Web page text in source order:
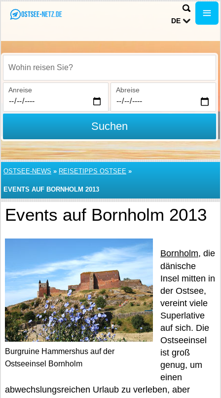
DE
Wohin reisen Sie?
Anreise Abreise
Suchen
OSTSEE-NEWS » REISETIPPS OSTSEE »
EVENTS AUF BORNHOLM 2013
Events auf Bornholm 2013
Burgruine Hammershus auf der
Ostseeinsel Bornholm
Bornholm, die
dänische
Insel mitten in
der Ostsee,
vereint viele
Superlative
auf sich. Die
Ostseeinsel
ist groß
genug, um
einen
abwechslungsreichen Urlaub zu verleben, aber